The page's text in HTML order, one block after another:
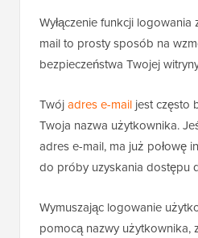
Wyłączenie funkcji
mail to prosty sposób na
bezpieczeństwa Twojej
Twójadres e-mail jest często
Twoja nazwa użytkownika.
adres e-mail, ma już połowę
do próby uzyskania dostępu
Wymuszając logowanie
pomocą nazwy użytkownika,